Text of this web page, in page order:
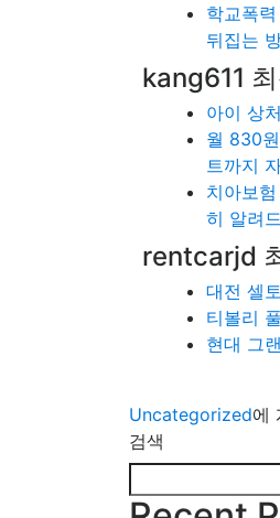
학교폭
뒤집는
kang611
아이 상
월 830
트까지
치아보
히 알려
rentcarjd
대전 셀
티볼리
현대 그
Uncategorized에
검색